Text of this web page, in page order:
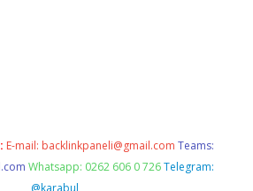
E-mail: backlinkpaneli@gmail.com Teams:
Whatsapp: 0262 606 0 726 Telegram:
@karabul